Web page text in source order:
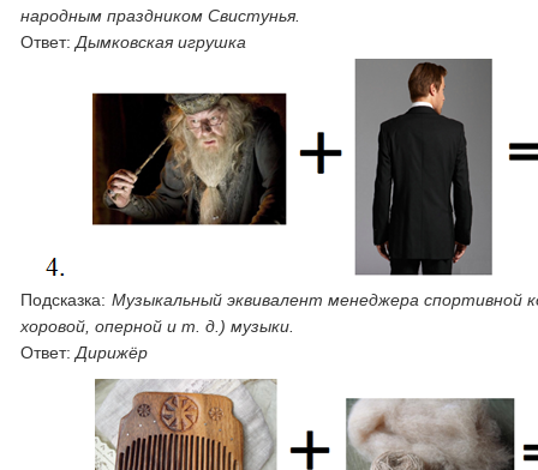
народным праздником Свистунья.
Ответ:Дымковская игрушка
Подсказка: Музыкальный эквивалент менеджера спортивной
хоровой, оперной и т. д.) музыки.
Ответ: Дирижёр